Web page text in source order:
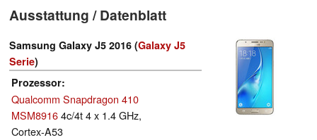
Forum
Ausstattung / Datenblatt
Samsung Galaxy J5 2016 (Galaxy J5
Serie)
Prozessor
Qualcomm Snapdragon 410
MSM89164c/4t 4 x 1.4 GHz,
Cortex-A53